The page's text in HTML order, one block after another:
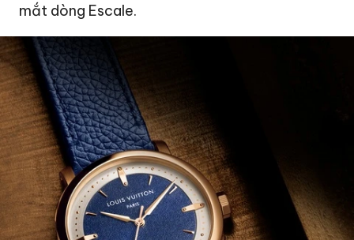
mắt dòng Escale.